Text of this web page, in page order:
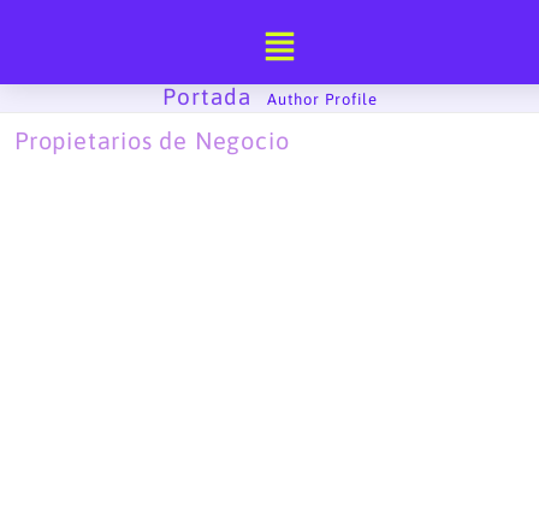
Portada
Author Profile
Propietarios de Negocio